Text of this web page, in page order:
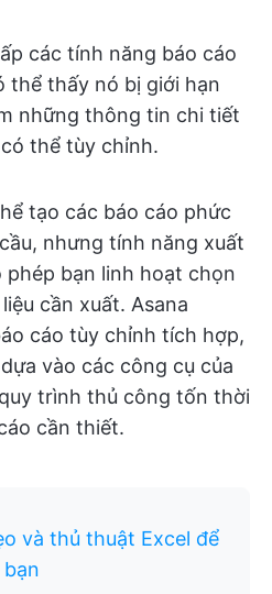
các tính năng báo cáo
thể thấy nó bị giới hạn
những thông tin chi tiết
thể tùy chỉnh.
tạo các báo cáo phức
nhưng tính năng xuất
phép bạn linh hoạt chọn
cần xuất. Asana
cáo tùy chỉnh tích hợp,
vào các công cụ của
trình thủ công tốn thời
cần thiết.
và thủ thuật Excel để